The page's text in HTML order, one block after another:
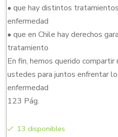
• que hay distintos
enfermedad
• que en Chile hay derechos
tratamiento
En fin, hemos querido
ustedes para juntos enfrentar
enfermedad
123 Pág.
13 disponibles